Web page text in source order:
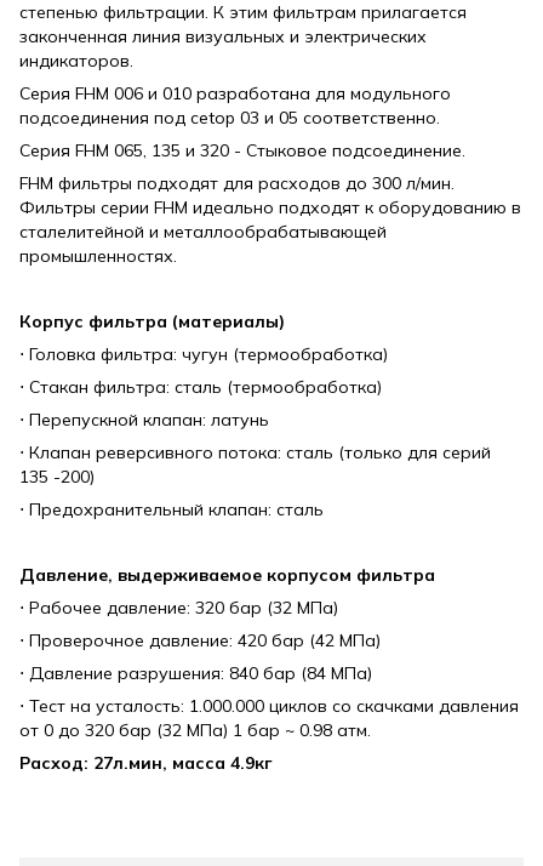
степенью фильтрации. К этим фильтрам прилагается
законченная линия визуальных и электрических
индикаторов.
Серия FHM 006 и 010 разработана для модульного
подсоединения под cetop 03 и 05 соответственно.
Серия FHM 065, 135 и 320 - Стыковое подсоединение.
FHM фильтры подходят для расходов до 300 л/мин.
Фильтры серии FHM идеально подходят к оборудованию в
сталелитейной и металлообрабатывающей
промышленностях.
Корпус фильтра (материалы)
⋅ Головка фильтра: чугун (термообработка)
⋅ Стакан фильтра: сталь (термообработка)
⋅ Перепускной клапан: латунь
⋅ Клапан реверсивного потока: сталь (только для серий
135 -200)
⋅ Предохранительный клапан: сталь
Давление, выдерживаемое корпусом фильтра
⋅ Рабочее давление: 320 бар (32 МПа)
⋅ Проверочное давление: 420 бар (42 МПа)
⋅ Давление разрушения: 840 бар (84 МПа)
⋅ Тест на усталость: 1.000.000 циклов со скачками давления
от 0 до 320 бар (32 МПа) 1 бар ~ 0.98 атм.
Расход: 27л.мин, масса 4.9кг